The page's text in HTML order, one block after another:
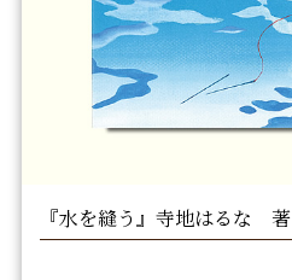
『水を縫う』寺地はるな 著